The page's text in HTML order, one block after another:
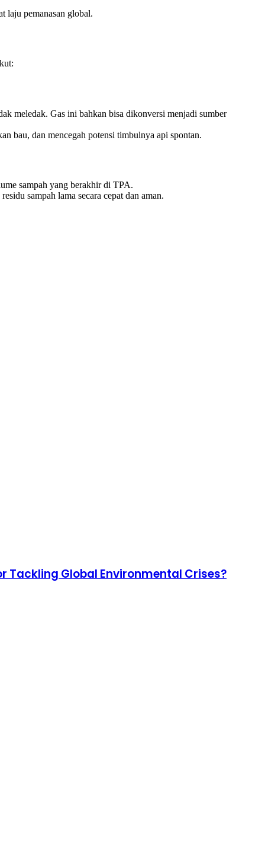
laju pemanasan global.
meledak. Gas ini bahkan bisa dikonversi menjadi sumber
bau, dan mencegah potensi timbulnya api spontan.
sampah yang berakhir di TPA.
sampah lama secara cepat dan aman.
Tackling Global Environmental Crises?